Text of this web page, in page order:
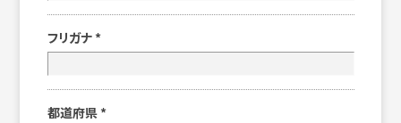
フリガナ *
都道府県 *